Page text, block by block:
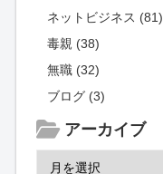
ネットビジネス (81)
毒親 (38)
無職 (32)
ブログ (3)
アーカイブ